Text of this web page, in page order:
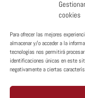
cookies
Para ofrecer las mejores
almacenar y/o acceder a la
tecnologías nos permitirá
identificaciones únicas en este
negativamente a ciertas